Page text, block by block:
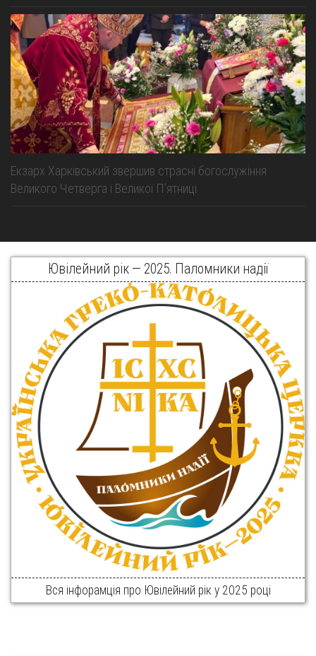
Екзарх Харківський звершив страсні богослужіння
Великого Четверга і Великої Пʼятниці
Ювілейний рік — 2025. Паломники надії
Вся інфорамція про Ювілейний рік у 2025 році